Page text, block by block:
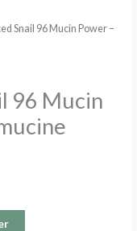
Snail 96 Mucin Power –
96 Mucin